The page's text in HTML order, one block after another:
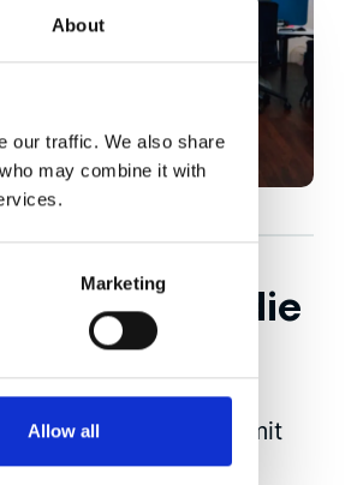
About
our traffic. We also share
may combine it with
Marketing
Allow all
heute, die
neue Produkte mit
geben unsere